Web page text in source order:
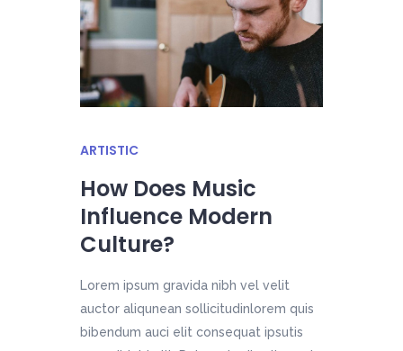
ARTISTIC
How Does Music
Influence Modern
Culture?
Lorem ipsum gravida nibh vel velit
auctor aliqunean sollicitudinlorem quis
bibendum auci elit consequat ipsutis